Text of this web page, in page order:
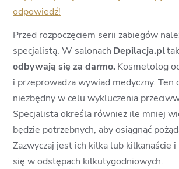
odpowiedź!
Przed rozpoczęciem serii zabiegów
specjalistą. W salonach Depilacja.pl
odbywają się za darmo. Kosmetolog
i przeprowadza wywiad medyczny.
niezbędny w celu wykluczenia
Specjalista określa również ile mniej
będzie potrzebnych, aby osiągnąć
Zazwyczaj jest ich kilka lub kilkanaście
się w odstępach kilkutygodniowych.